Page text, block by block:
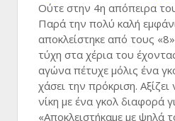
Ούτε στην 4η απόπειρα
Παρά την πολύ καλή
αποκλείστηκε από τους
τύχη στα χέρια του
αγώνα πέτυχε μόλις ένα
χάσει την πρόκριση.
νίκη με ένα γκολ διαφορά
«Αποκλειστήκαμε με ψηλά